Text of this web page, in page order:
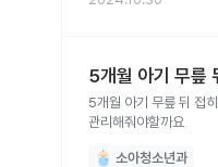
5개월 아기 무릎
5개월 아기 무릎 뒤 접히는 부분이 빨갛게 되었어요 무릎을 펴지못해 생기는 땀띠같은 자연스러운 증상인가요 아니면 아토피 시작인가요 어떻게
관리해줘야할까요
소아청소년과